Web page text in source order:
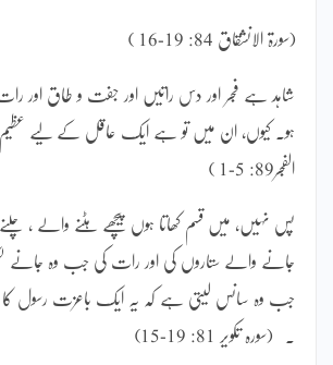
(سورۃ الانشقاق 84: 19-16 )
شاہد ہے فجر اور دس راتیں اور جفت و طاق اور
ہو۔ کیوں، ان میں تو ہے ایک عاقل کے لیے
الفجر89: 5-1 )
پس نہیں، میں قسم کھاتا ہوں پیچھے ہٹنے والے ،
جانے والے ستاروں کی اور رات کی جب وہ جانے
جب وہ سانس لیتی ہے کہ یہ ایک باعزت رسول کا
۔ (سورہ تکویر 81: 19-15)